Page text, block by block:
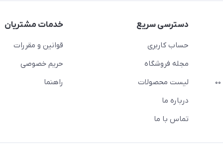
دسترسی سریع
حساب کاربری
مجله فروشگاه
لیست محصولات
درباره ما
تماس با ما
خدمات مشتریان
قوانین و مقررات
حریم خصوصی
راهنما